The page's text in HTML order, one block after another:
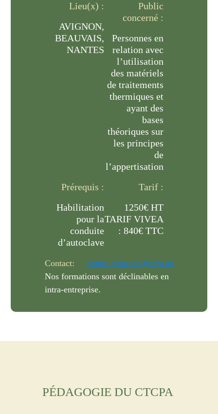
Lieu(x) :
AVIGNON,
BEAUVAIS,
NANTES
Public
concerné :
Personnes en
relation avec
l’utilisation
des matériels
de traitements
thermiques et
ayant des
bases
théoriques sur
les principes
de
l’appertisation
Prérequis :
Habilitation
pour la
conduite
d’autoclave
Tarif :
1250€ HT
TARIF VIVEA
: 840€ TTC
Contact: contact.formation@ctcpa.org
Nos formations sont déclinables en
intra-entreprise.
PÉDAGOGIE DU CTCPA